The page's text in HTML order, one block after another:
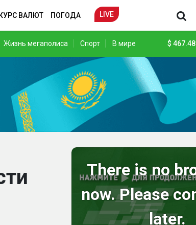
ВАЛЮТ ПОГОДА LIVE
Жизнь мегаполиса Спорт В мире $ 467.48